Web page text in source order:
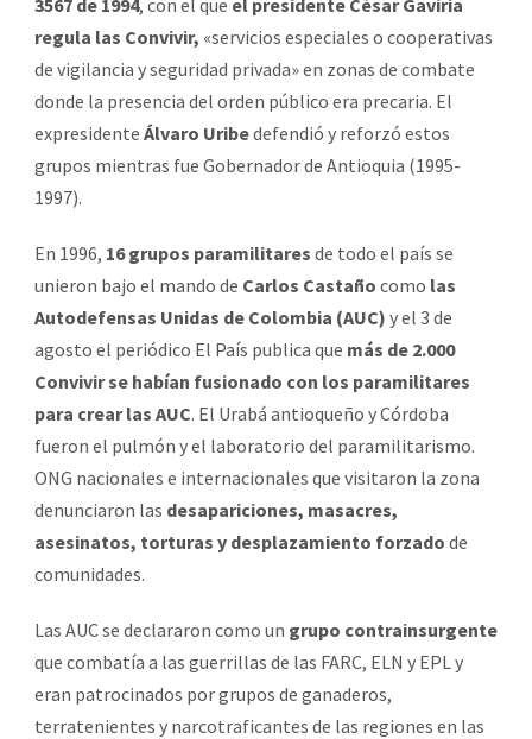
regula las Convivir, «servicios especiales o cooperativas
de vigilancia y seguridad privada» en zonas de combate
donde la presencia del orden público era precaria. El
expresidente Álvaro Uribedefendió y reforzó estos
grupos mientras fue Gobernador de Antioquia (1995-
1997).
En 1996, 16 grupos paramilitares de todo el país se
unieron bajo el mando de Carlos Castaño como las
Autodefensas Unidas de Colombia (AUC) y el 3 de
agosto el periódico El País publica que más de 2.000
Convivir se habían fusionado con los paramilitares
para crear las AUC. El Urabá antioqueño y Córdoba
fueron el pulmón y el laboratorio del paramilitarismo.
ONG nacionales e internacionales que visitaron la zona
denunciaron las desapariciones, masacres,
asesinatos, torturas y desplazamiento forzado de
comunidades.
Las AUC se declararon como un grupo contrainsurgente
que combatía a las guerrillas de las FARC, ELN y EPL y
eran patrocinados por grupos de ganaderos,
terratenientes y narcotraficantes de las regiones en las